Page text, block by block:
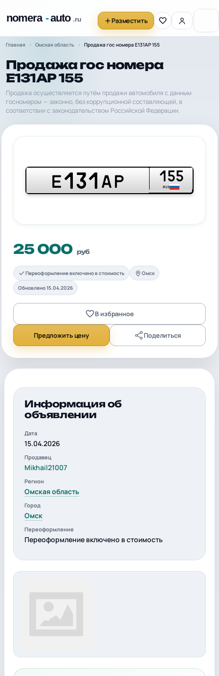
Разместить
Главная Омская область Продажа гос номера Е131АР 155
Продажа гос номера
Е131АР 155
Продажа осуществляется путём продажи автомобиля с данным
госномером — законно, без коррупционной составляющей, в
соответствии с законодательством Российской Федерации.
Е131АР 155
RUS
25 000 руб
Переоформление включено в стоимость Омск
Обновлено 15.04.2026
В избранное
Предложить цену Поделиться
Информация об
объявлении
Дата
15.04.2026
Продавец
Mikhail21007
Регион
Омская область
Город
Омск
Переоформление
Переоформление включено в стоимость